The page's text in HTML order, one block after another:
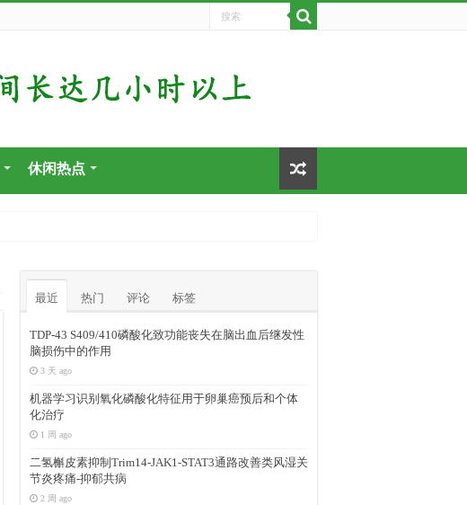
休闲热点
最近 热门 评论 标签
TDP-43 S409/410磷酸化致功能丧失在脑出血后继发性
脑损伤中的作用
3 天 ago
机器学习识别氧化磷酸化特征用于卵巢癌预后和个体
化治疗
1 周 ago
二氢槲皮素抑制Trim14-JAK1-STAT3通路改善类风湿关
节炎疼痛-抑郁共病
2 周 ago